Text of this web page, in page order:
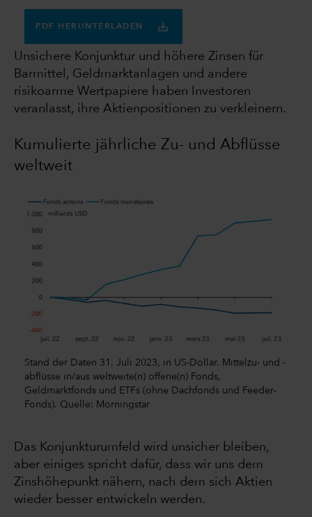
PDF HERUNTERLADEN
Unsichere Konjunktur und höhere Zinsen für
Barmittel, Geldmarktanlagen und andere
risikoarme Wertpapiere haben Investoren
veranlasst, ihre Aktienpositionen zu verkleinern.
Kumulierte jährliche Zu- und Abflüsse
weltweit
Stand der Daten 31. Juli 2023, in US-Dollar. Mittelzu- und -
abflüsse in/aus weltweite(n) offene(n) Fonds,
Geldmarktfonds und ETFs (ohne Dachfonds und Feeder-
Fonds). Quelle: Morningstar
Das Konjunkturumfeld wird unsicher bleiben,
aber einiges spricht dafür, dass wir uns dem
Zinshöhepunkt nähern, nach dem sich Aktien
wieder besser entwickeln werden.